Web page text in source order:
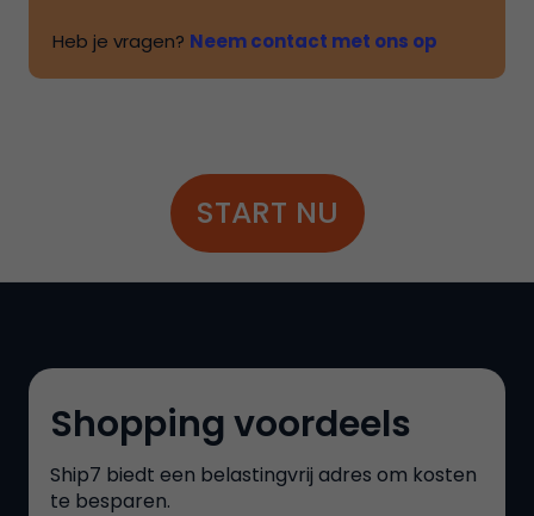
Heb je vragen? Neem contact met ons op
START NU
Shopping voordeels
Ship7 biedt een belastingvrij adres om kosten
te besparen.